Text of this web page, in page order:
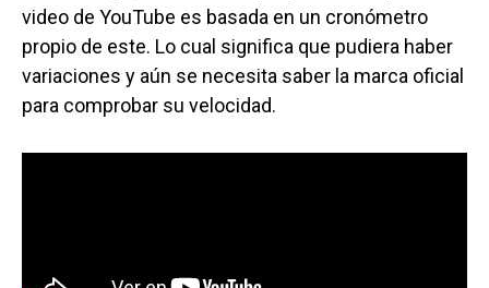
video de YouTube es basada en un cronómetro
propio de este. Lo cual significa que pudiera haber
variaciones y aún se necesita saber la marca oficial
para comprobar su velocidad.